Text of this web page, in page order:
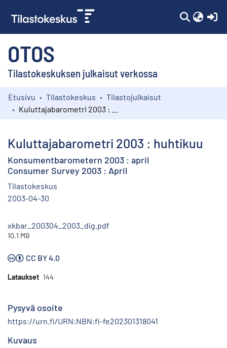
OTOS
Tilastokeskuksen julkaisut verkossa
Kokoelmat
Etusivu Tilastokeskus
Tilastojulkaisut
Kuluttajabarometri 2003 : huhtikuu
Konsumentbarometern 2003 : april
Consumer Survey 2003 : April
Tilastokeskus
2003-04-30
xkbar_200304_2003_dig.pdf
10.1 MB
CC BY 4.0
Lataukset 144
Pysyvä osoite
https://urn.fi/URN:NBN:fi-fe202301318041
Kuvaus